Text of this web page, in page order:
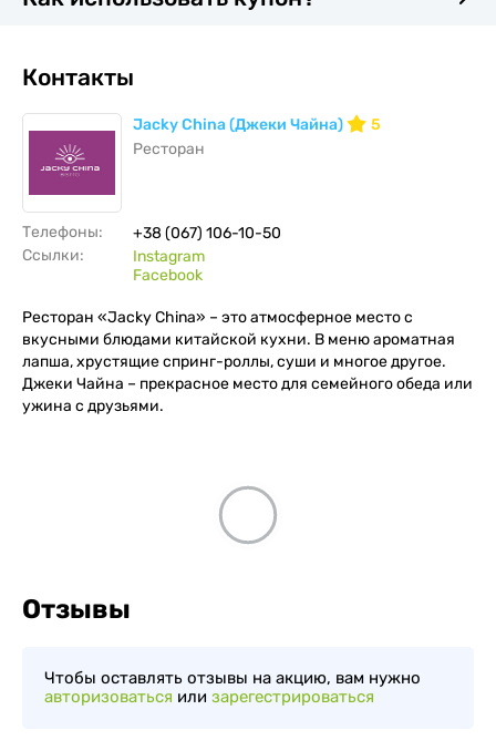
Контакты
Jacky China (Джеки Чайна)
5
Ресторан
Телефоны:
+38 (067) 106-10-50
Ссылки:
Instagram
Facebook
Ресторан «Jacky China» – это атмосферное место с
вкусными блюдами китайской кухни. В меню ароматная
лапша, хрустящие спринг-роллы, суши и многое другое.
Джеки Чайна – прекрасное место для семейного обеда или
ужина с друзьями.
Отзывы
Чтобы оставлять отзывы на акцию, вам нужно
авторизоваться или зарегестрироваться